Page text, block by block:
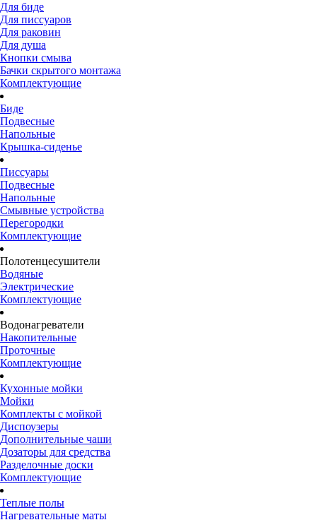
Для биде
Для писсуаров
Для раковин
Для душа
Кнопки смыва
Бачки скрытого монтажа
Комплектующие
Биде
Подвесные
Напольные
Крышка-сиденье
Писсуары
Подвесные
Напольные
Смывные устройства
Перегородки
Комплектующие
Полотенцесушители
Водяные
Электрические
Комплектующие
Водонагреватели
Накопительные
Проточные
Комплектующие
Кухонные мойки
Мойки
Комплекты с мойкой
Диспоузеры
Дополнительные чаши
Дозаторы для средства
Разделочные доски
Комплектующие
Теплые полы
Нагревательные маты